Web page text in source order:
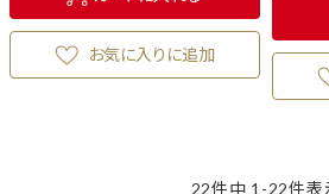
お気に入りに追加
22件中 1 -22件表